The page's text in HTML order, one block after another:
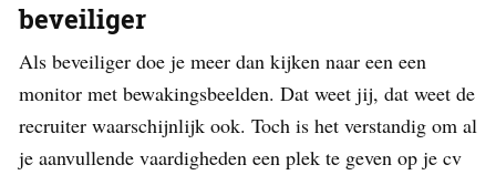
beveiliger
Als beveiliger doe je meer dan kijken naar een een
monitor met bewakingsbeelden. Dat weet jij, dat weet de
recruiter waarschijnlijk ook. Toch is het verstandig om al
je aanvullende vaardigheden een plek te geven op je cv